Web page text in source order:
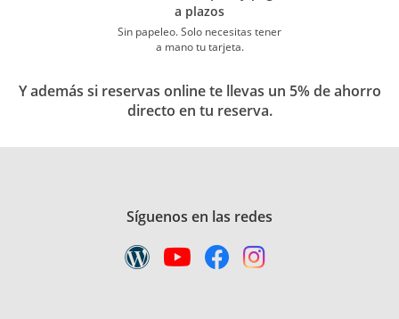
a plazos
Sin papeleo. Solo necesitas tener
a mano tu tarjeta.
Y además si reservas online te llevas un 5% de ahorro
directo en tu reserva.
Síguenos en las redes